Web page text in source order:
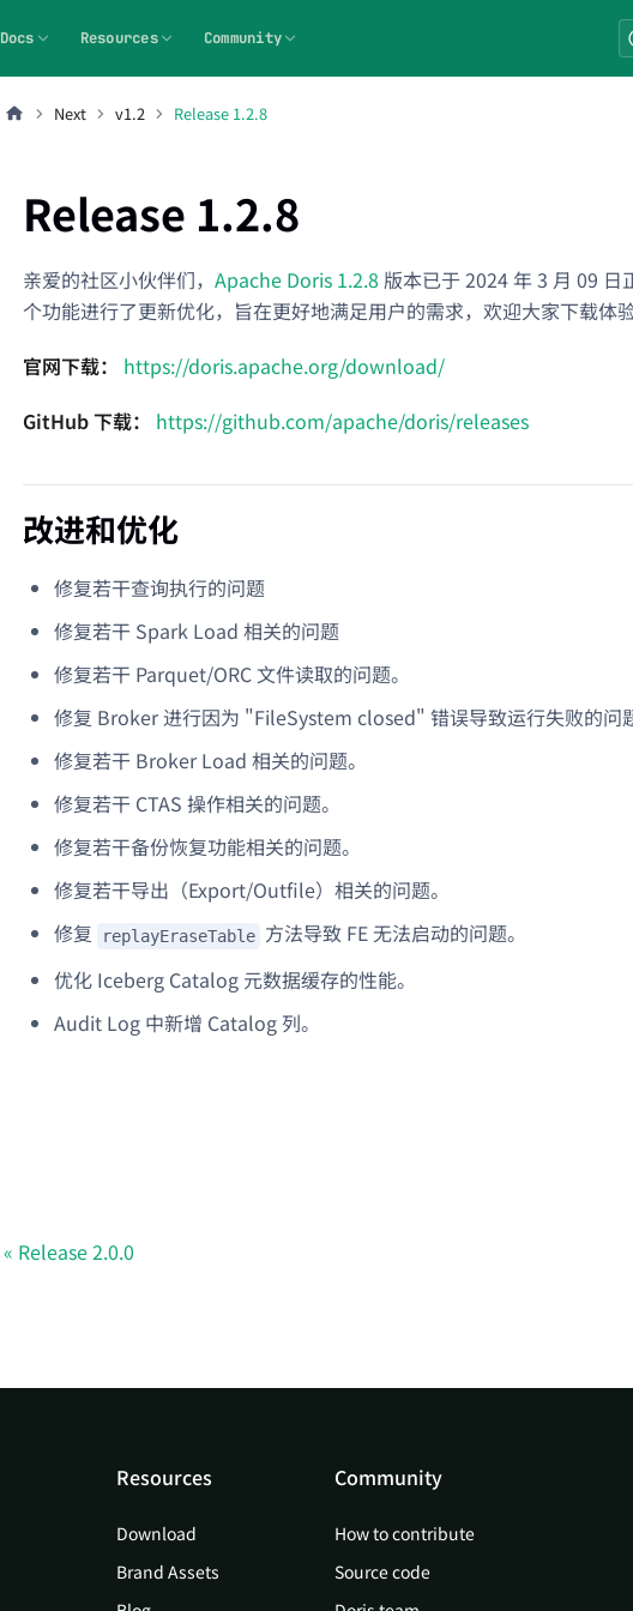
Docs Resources Community
Next v1.2 Release 1.2.8
Release 1.2.8
亲爱的社区小伙伴们， Apache Doris 1.2.8 版本已于 2024 年 3 月 09
个功能进行了更新优化，旨在更好地满足用户的需求，欢迎大家下载体验
官网下载：
https://doris.apache.org/download/
GitHub 下载：
https://github.com/apache/doris/releases
改进和优化
修复若干查询执行的问题
修复若干 Spark Load 相关的问题
修复若干 Parquet/ORC 文件读取的问题。
修复 Broker 进行因为 "FileSystem closed" 错误导致运行失败的问
修复若干 Broker Load 相关的问题。
修复若干 CTAS 操作相关的问题。
修复若干备份恢复功能相关的问题。
修复若干导出（Export/Outfile）相关的问题。
修复
replayEraseTable 方法导致 FE 无法启动的问题。
优化 Iceberg Catalog 元数据缓存的性能。
Audit Log 中新增 Catalog 列。
Release 2.0.0
Resources
Download
Brand Assets
Community
How to contribute
Source code